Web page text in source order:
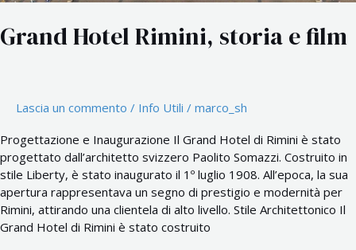
Grand Hotel Rimini, storia e film
Lascia un commento / Info Utili / marco_sh
Progettazione e Inaugurazione Il Grand Hotel di Rimini è stato
progettato dall’architetto svizzero Paolito Somazzi. Costruito in
stile Liberty, è stato inaugurato il 1º luglio 1908. All’epoca, la sua
apertura rappresentava un segno di prestigio e modernità per
Rimini, attirando una clientela di alto livello. Stile Architettonico Il
Grand Hotel di Rimini è stato costruito